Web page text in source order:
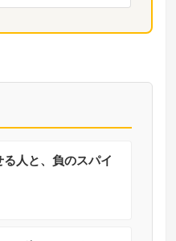
人と、負のスパイ